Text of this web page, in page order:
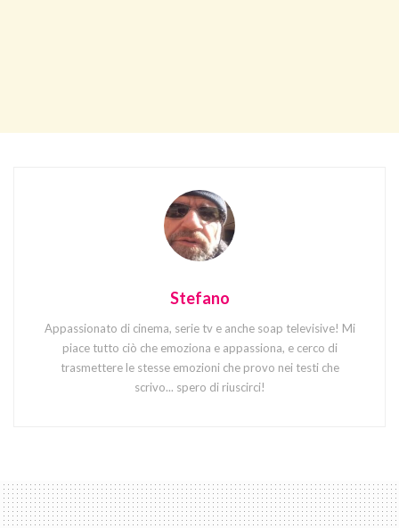
Stefano
Appassionato di cinema, serie tv e anche soap televisive! Mi
piace tutto ciò che emoziona e appassiona, e cerco di
trasmettere le stesse emozioni che provo nei testi che
scrivo... spero di riuscirci!